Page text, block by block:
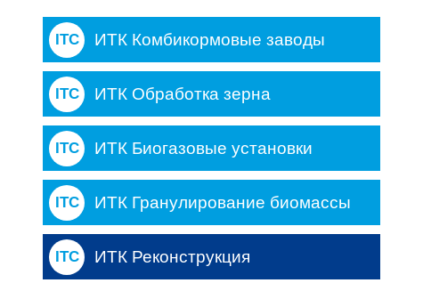
ИТК Комбикормовые заводы
ИТК Обработка зерна
ИТК Биогазовые установки
ИТК Гранулирование биомассы
ИТК Реконструкция